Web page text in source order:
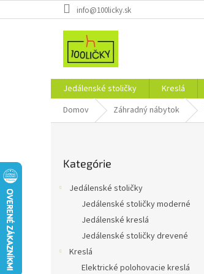
na
info@100licky.sk
Jedálenské stoličky Kreslá
Domov
Záhradný nábytok
kategórie
Kategórie
Jedálenské stoličky
Jedálenské stoličky moderné
Jedálenské kreslá
Jedálenské stoličky drevené
Kreslá
Elektrické polohovacie kreslá